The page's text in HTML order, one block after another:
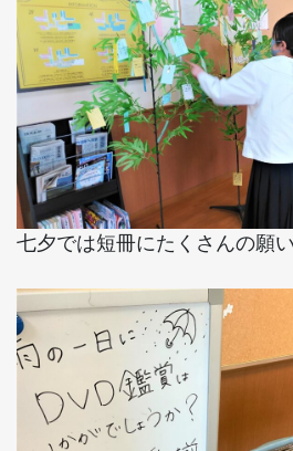
七夕では短冊にたくさんの願